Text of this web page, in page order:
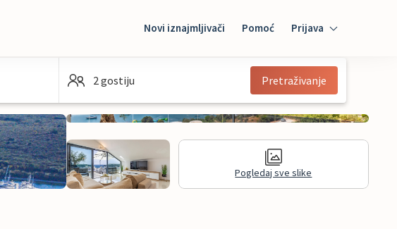
Novi iznajmljivači Pomoć Prijava
Mybooking
2 gostiju Pretraživanje
Pogledaj sve slike